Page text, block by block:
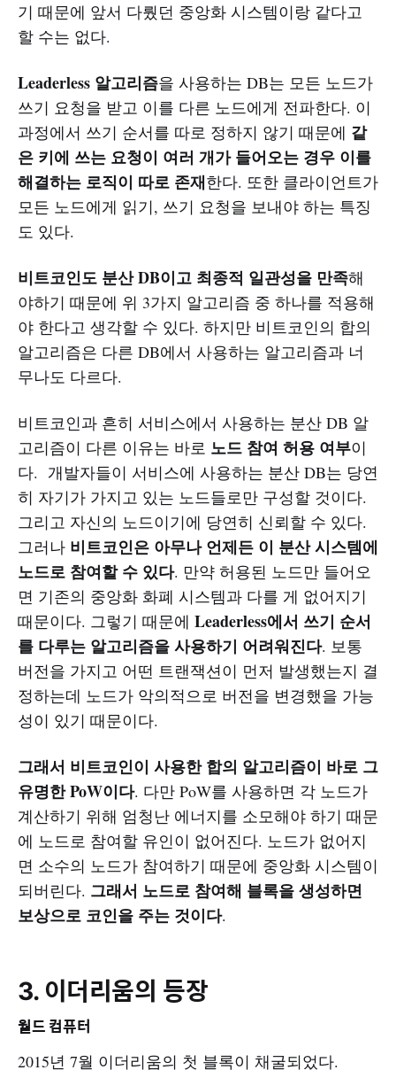
기 때문에 앞서 다뤘던 중앙화 시스템이랑 같다고
할 수는 없다.
Leaderless 알고리즘을 사용하는 DB는 모든 노드가
쓰기 요청을 받고 이를 다른 노드에게 전파한다. 이
과정에서 쓰기 순서를 따로 정하지 않기 때문에 같
은 키에 쓰는 요청이 여러 개가 들어오는 경우 이를
해결하는 로직이 따로 존재한다. 또한 클라이언트가
모든 노드에게 읽기, 쓰기 요청을 보내야 하는 특징
도 있다.
비트코인도 분산 DB이고 최종적 일관성을 만족해
야하기 때문에 위 3가지 알고리즘 중 하나를 적용해
야 한다고 생각할 수 있다. 하지만 비트코인의 합의
알고리즘은 다른 DB에서 사용하는 알고리즘과 너
무나도 다르다.
비트코인과 흔히 서비스에서 사용하는 분산 DB 알
고리즘이 다른 이유는 바로 노드 참여 허용 여부이
다. 개발자들이 서비스에 사용하는 분산 DB는 당연
히 자기가 가지고 있는 노드들로만 구성할 것이다.
그리고 자신의 노드이기에 당연히 신뢰할 수 있다.
그러나 비트코인은 아무나 언제든 이 분산 시스템에
노드로 참여할 수 있다. 만약 허용된 노드만 들어오
면 기존의 중앙화 화폐 시스템과 다를 게 없어지기
때문이다. 그렇기 때문에 Leaderless에서 쓰기 순서
를 다루는 알고리즘을 사용하기 어려워진다. 보통
버전을 가지고 어떤 트랜잭션이 먼저 발생했는지 결
정하는데 노드가 악의적으로 버전을 변경했을 가능
성이 있기 때문이다.
그래서 비트코인이 사용한 합의 알고리즘이 바로 그
유명한 PoW이다. 다만 PoW를 사용하면 각 노드가
계산하기 위해 엄청난 에너지를 소모해야 하기 때문
에 노드로 참여할 유인이 없어진다. 노드가 없어지
면 소수의 노드가 참여하기 때문에 중앙화 시스템이
되버린다. 그래서 노드로 참여해 블록을 생성하면
보상으로 코인을 주는 것이다.
3. 이더리움의 등장
월드 컴퓨터
2015년 7월 이더리움의 첫 블록이 채굴되었다.